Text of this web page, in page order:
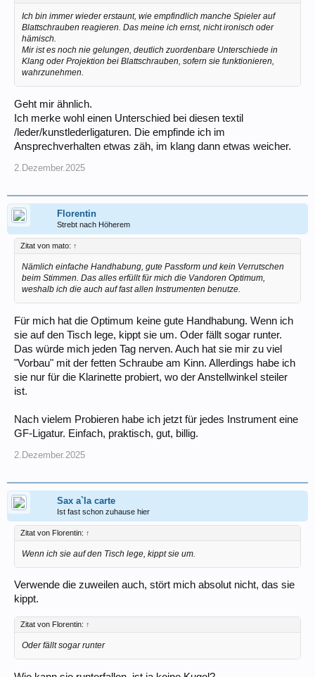
Ich bin immer wieder erstaunt, wie empfindlich manche Spieler auf
Blattschrauben reagieren. Das meine ich ernst, nicht ironisch oder
hämisch.
Mir ist es noch nie gelungen, deutlich zuordenbare Unterschiede in
Klang oder Projektion bei Blattschrauben, sofern sie funktionieren,
wahrzunehmen.
Geht mir ähnlich.
Ich merke wohl einen Unterschied bei diesen textil
/leder/kunstlederligaturen. Die empfinde ich im
Ansprechverhalten etwas zäh, im klang dann etwas weicher.
2.Dezember.2025
Florentin
Strebt nach Höherem
Zitat von mato: ↑
Nämlich einfache Handhabung, gute Passform und kein Verrutschen
beim Stimmen. Das alles erfüllt für mich die Vandoren Optimum,
weshalb ich die auch auf fast allen Instrumenten benutze.
Für mich hat die Optimum keine gute Handhabung. Wenn ich
sie auf den Tisch lege, kippt sie um. Oder fällt sogar runter.
Das würde mich jeden Tag nerven. Auch hat sie mir zu viel
"Vorbau" mit der fetten Schraube am Kinn. Allerdings habe ich
sie nur für die Klarinette probiert, wo der Anstellwinkel steiler
ist.
Nach vielem Probieren habe ich jetzt für jedes Instrument eine
GF-Ligatur. Einfach, praktisch, gut, billig.
2.Dezember.2025
Sax a`la carte
Ist fast schon zuhause hier
Zitat von Florentin: ↑
Wenn ich sie auf den Tisch lege, kippt sie um.
Verwende die zuweilen auch, stört mich absolut nicht, das sie
kippt.
Zitat von Florentin: ↑
Oder fällt sogar runter